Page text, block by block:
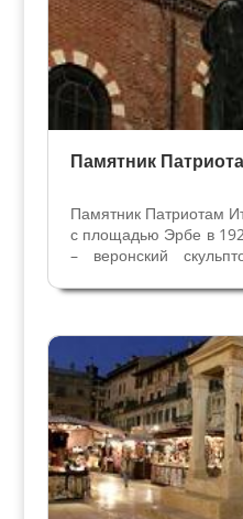
Улицы и
Памятник
Памятник Патриотам
с площадью Эрбе в
– веронский
(пригород Вероны).
1915 года на...
Верона